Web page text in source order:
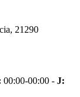
21290
00:00-00:00 - J: